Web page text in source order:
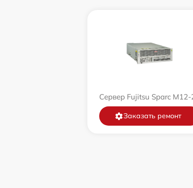
Сервер Fujitsu Sparc M12-
Заказать ремонт